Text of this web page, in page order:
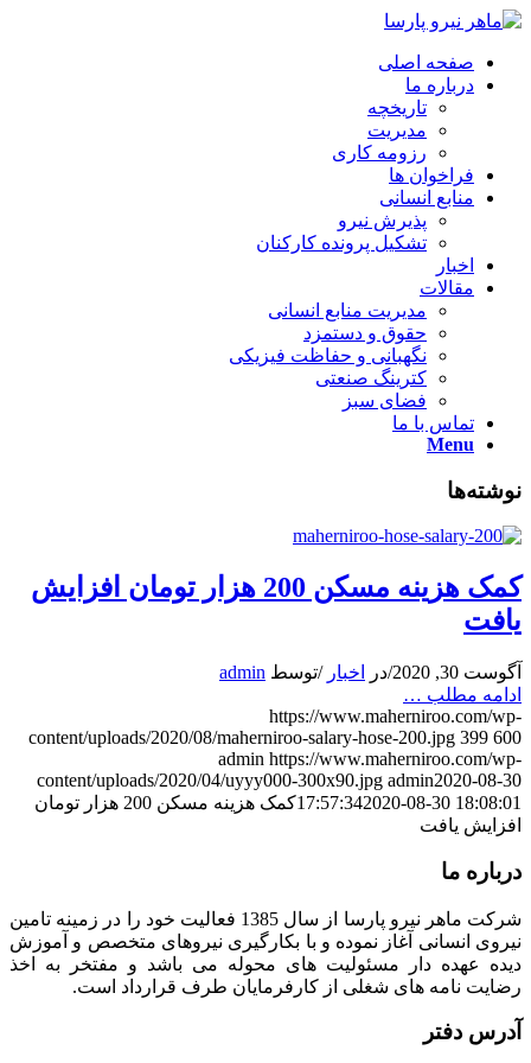
صفحه اصلی
درباره ما
تاریخچه
مدیریت
رزومه کاری
فراخوان ها
منابع انسانی
پذیرش نیرو
تشکیل پرونده کارکنان
اخبار
مقالات
مدیریت منابع انسانی
حقوق و دستمزد
نگهبانی و حفاظت فیزیکی
کترینگ صنعتی
فضای سبز
تماس با ما
Menu
نوشته‌ها
کمک هزینه مسکن 200 هزار تومان افزایش
یافت
آگوست 30, 2020 /در اخبار /توسط admin
ادامه مطلب …
https://www.maherniroo.com/wp-
content/uploads/2020/08/maherniroo-salary-hose-200.jpg 399 600
admin https://www.maherniroo.com/wp-
content/uploads/2020/04/uyyy000-300x90.jpg admin2020-08-30
17:57:342020-08-30 18:08:01
کمک هزینه مسکن 200 هزار تومان
افزایش یافت
درباره ما
شرکت ماهر نیرو پارسا از سال 1385 فعالیت خود را در زمینه تامین
نیروی انسانی آغاز نموده و با بکارگیری نیروهای متخصص و آموزش
دیده عهده دار مسئولیت های محوله می باشد و مفتخر به اخذ
رضایت نامه های شغلی از کارفرمایان طرف قرارداد است.
آدرس دفتر